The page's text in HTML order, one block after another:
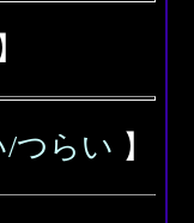
】
つらい 】